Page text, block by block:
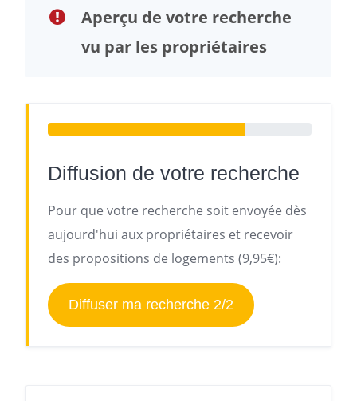
Aperçu de votre recherche
vu par les propriétaires
Diffusion de votre recherche
Pour que votre recherche soit envoyée dès
aujourd'hui aux propriétaires et recevoir
des propositions de logements (9,95€):
Diffuser ma recherche 2/2